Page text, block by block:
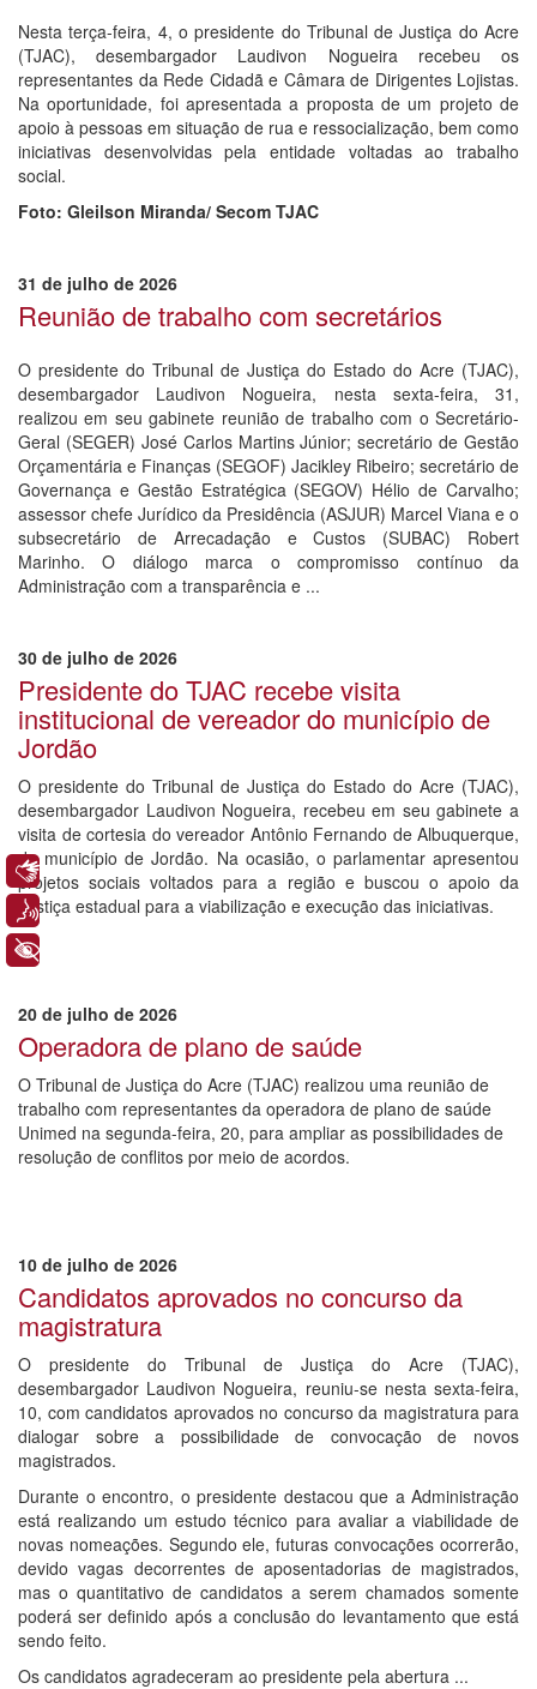
Nesta terça-feira, 4, o presidente do Tribunal de Justiça do Acre
(TJAC), desembargador Laudivon Nogueira recebeu os
representantes da Rede Cidadã e Câmara de Dirigentes Lojistas.
Na oportunidade, foi apresentada a proposta de um projeto de
apoio à pessoas em situação de rua e ressocialização, bem como
iniciativas desenvolvidas pela entidade voltadas ao trabalho
social.
Foto: Gleilson Miranda/ Secom TJAC
31 de julho de 2026
Reunião de trabalho com secretários
O presidente do Tribunal de Justiça do Estado do Acre (TJAC),
desembargador Laudivon Nogueira, nesta sexta-feira, 31,
realizou em seu gabinete reunião de trabalho com o Secretário-
Geral (SEGER) José Carlos Martins Júnior; secretário de Gestão
Orçamentária e Finanças (SEGOF) Jacikley Ribeiro; secretário de
Governança e Gestão Estratégica (SEGOV) Hélio de Carvalho;
assessor chefe Jurídico da Presidência (ASJUR) Marcel Viana e o
subsecretário de Arrecadação e Custos (SUBAC) Robert
Marinho. O diálogo marca o compromisso contínuo da
Administração com a transparência e ...
30 de julho de 2026
Presidente do TJAC recebe visita
institucional de vereador do município de
Jordão
O presidente do Tribunal de Justiça do Estado do Acre (TJAC),
desembargador Laudivon Nogueira, recebeu em seu gabinete a
visita de cortesia do vereador Antônio Fernando de Albuquerque,
do município de Jordão. Na ocasião, o parlamentar apresentou
projetos sociais voltados para a região e buscou o apoio da
Justiça estadual para a viabilização e execução das iniciativas.
20 de julho de 2026
Operadora de plano de saúde
O Tribunal de Justiça do Acre (TJAC) realizou uma reunião de
trabalho com representantes da operadora de plano de saúde
Unimed na segunda-feira, 20, para ampliar as possibilidades de
resolução de conflitos por meio de acordos.
10 de julho de 2026
Candidatos aprovados no concurso da
magistratura
O presidente do Tribunal de Justiça do Acre (TJAC),
desembargador Laudivon Nogueira, reuniu-se nesta sexta-feira,
10, com candidatos aprovados no concurso da magistratura para
dialogar sobre a possibilidade de convocação de novos
magistrados.
Durante o encontro, o presidente destacou que a Administração
está realizando um estudo técnico para avaliar a viabilidade de
novas nomeações. Segundo ele, futuras convocações ocorrerão,
devido vagas decorrentes de aposentadorias de magistrados,
mas o quantitativo de candidatos a serem chamados somente
poderá ser definido após a conclusão do levantamento que está
sendo feito.
Os candidatos agradeceram ao presidente pela abertura ...
Libras
Voz